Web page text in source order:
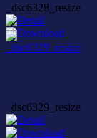
_dsc6328_resize
_dsc6329_resize